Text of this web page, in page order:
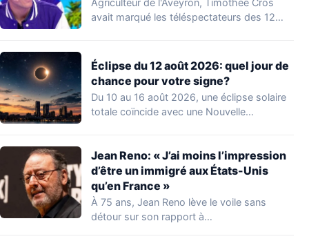
Agriculteur de l'Aveyron, Timothée Cros
avait marqué les téléspectateurs des 12
Éclipse du 12 août 2026: quel jour de
chance pour votre signe?
Du 10 au 16 août 2026, une éclipse solaire
totale coïncide avec une Nouvelle…
Jean Reno: « J’ai moins l’impression
d’être un immigré aux États-Unis
qu’en France »
À 75 ans, Jean Reno lève le voile sans
détour sur son rapport à…